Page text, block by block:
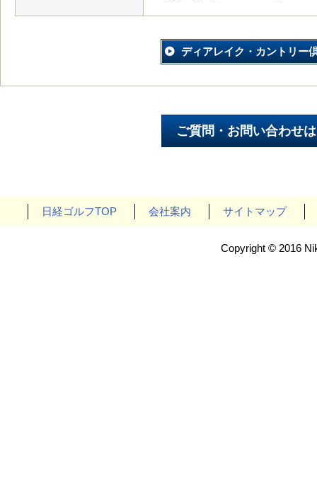
ディアレイク・カントリー
日経ゴルフTOP 会社案内 サイトマップ
Copyright © 2016